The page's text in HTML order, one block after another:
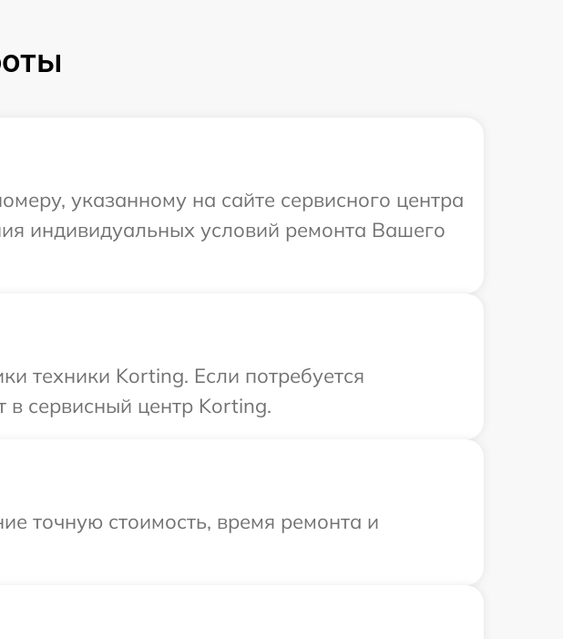
указанному на сайте сервисного центра
индивидуальных условий ремонта Вашего
техники Korting. Если потребуется
сервисный центр Korting.
точную стоимость, время ремонта и